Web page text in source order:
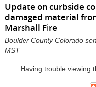
Update on curbside
damaged material
Marshall Fire
Boulder County Colorado
MST
Having trouble viewing